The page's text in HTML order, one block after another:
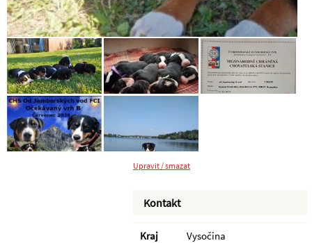
Upravit / smazat
Kontakt
Kraj
Vysočina